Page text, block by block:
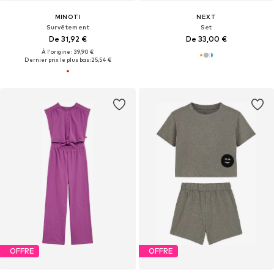
MINOTI
Survêtement
De 31,92 €
À l'origine : 39,90 €
Dernier prix le plus bas :25,54 €
NEXT
Set
De 33,00 €
OFFRE OFFRE